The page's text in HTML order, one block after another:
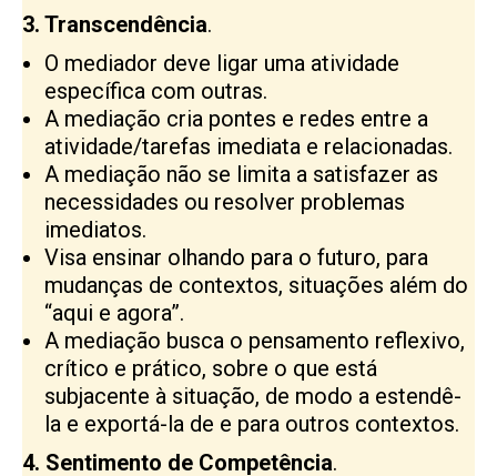
3. Transcendência.
O mediador deve ligar uma atividade
específica com outras.
A mediação cria pontes e redes entre a
atividade/tarefas imediata e relacionadas.
A mediação não se limita a satisfazer as
necessidades ou resolver problemas
imediatos.
Visa ensinar olhando para o futuro, para
mudanças de contextos, situações além do
“aqui e agora”.
A mediação busca o pensamento reflexivo,
crítico e prático, sobre o que está
subjacente à situação, de modo a estendê-
la e exportá-la de e para outros contextos.
4. Sentimento de Competência.